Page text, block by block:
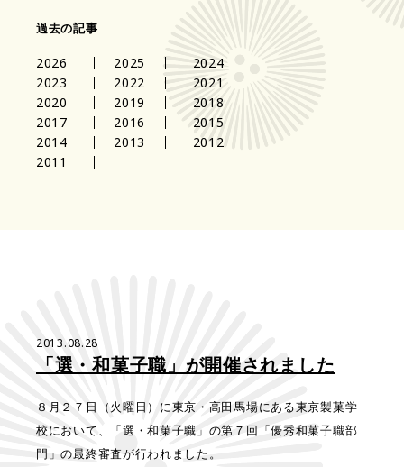
過去の記事
2026 2025
2024
2023
2022
2021
2020
2019
2018
2017
2016
2015
2014
2013
2012
2011
2013.08.28
「選・和菓子職」が開催されました
８月２７日（火曜日）に東京・高田馬場にある東京製菓学
校において、「選・和菓子職」の第７回「優秀和菓子職部
門」の最終審査が行われました。